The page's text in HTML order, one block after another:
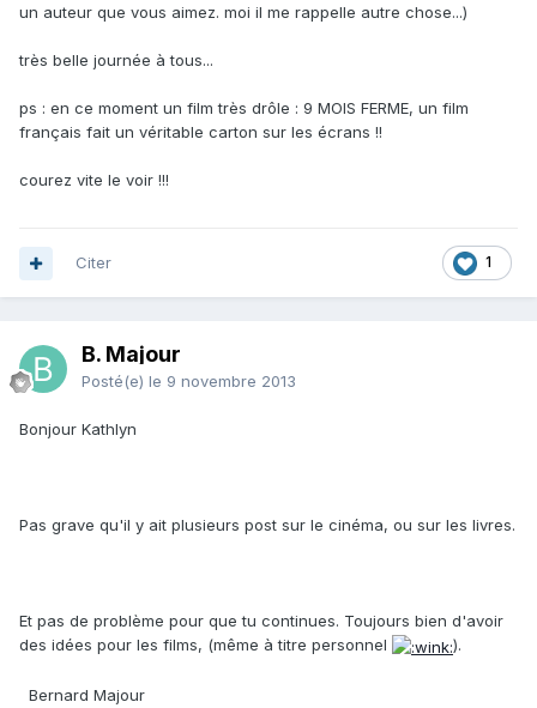
un auteur que vous aimez. moi il me rappelle autre chose...)
très belle journée à tous...
ps : en ce moment un film très drôle : 9 MOIS FERME, un film
français fait un véritable carton sur les écrans !!
courez vite le voir !!!
1
Citer
B. Majour
Posté(e) le 9 novembre 2013
Bonjour Kathlyn
Pas grave qu'il y ait plusieurs post sur le cinéma, ou sur les livres.
Et pas de problème pour que tu continues. Toujours bien d'avoir
des idées pour les films, (même à titre personnel
).
Bernard Majour